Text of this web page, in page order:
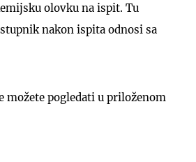
olovku na ispit. Tu
nakon ispita odnosi sa
možete pogledati u priloženom